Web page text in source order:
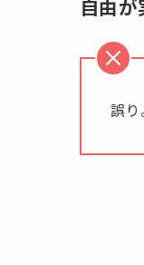
自由が
誤り